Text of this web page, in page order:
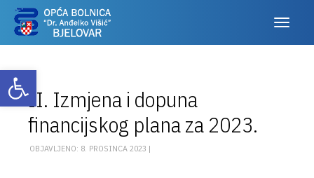
Otvori alatnu traku
II. Izmjena i dopuna
financijskog plana za 2023.
OBJAVLJENO: 8. PROSINCA 2023 |